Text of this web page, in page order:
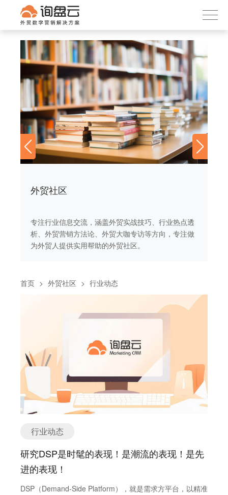
首页
产品服务
客户案例
内容社区
关于我们
外贸社区
专注行业信息交流，涵盖外贸实战技巧、行业热点透
析、外贸营销方法论、外贸大咖专访等方向，专注做
为外贸人提供实用帮助的外贸社区。
首页 > 外贸社区 > 行业动态
行业动态
研究DSP是时髦的表现！是潮流的表现！是先
进的表现！
DSP（Demand-Side Platform），就是需求方平台，以精准
下载APP